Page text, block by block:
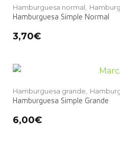
Hamburguesa normal,
Hamburguesa Simple Normal
3,70€
Hamburguesa grande,
Hamburguesa Simple Grande
6,00€